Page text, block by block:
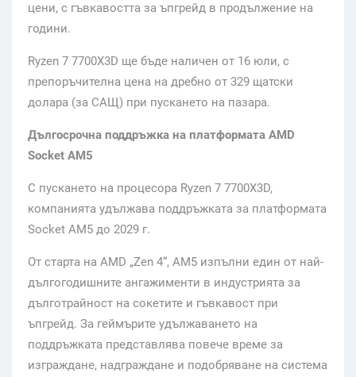
цени, с гъвкавостта за ъпгрейд в продължение на
години.
Ryzen 7 7700X3D ще бъде наличен от 16 юли, с
препоръчителна цена на дребно от 329 щатски
долара (за САЩ) при пускането на пазара.
Дългосрочна поддръжка на платформата AMD
Socket AM5
С пускането на процесора Ryzen 7 7700X3D,
компанията удължава поддръжката за платформата
Socket AM5 до 2029 г.
От старта на AMD „Zen 4“, AM5 изпълни един от най-
дългогодишните ангажименти в индустрията за
дълготрайност на сокетите и гъвкавост при
ъпгрейд. За геймърите удължаването на
поддръжката представлява повече време за
изграждане, надграждане и подобряване на система